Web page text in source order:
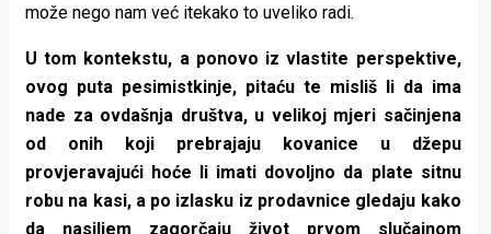
može nego nam već itekako to uveliko radi.
U tom kontekstu, a ponovo iz vlastite perspektive,
ovog puta pesimistkinje, pitaću te misliš li da ima
nade za ovdašnja društva, u velikoj mjeri sačinjena
od onih koji prebrajaju kovanice u džepu
provjeravajući hoće li imati dovoljno da plate sitnu
robu na kasi, a po izlasku iz prodavnice gledaju kako
da nasiljem zagorčaju život prvom slučajnom